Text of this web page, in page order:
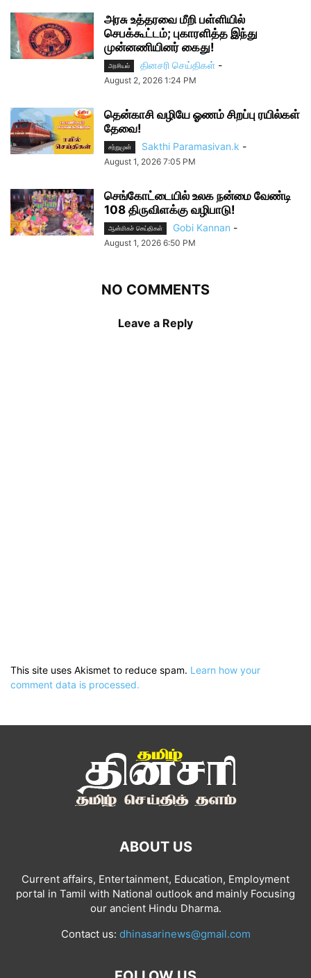
அரசு உத்தரவை மீறி பள்ளியில்
செபக்கூட்டம்; புகாரளித்த இந்து
முன்னணியினர் கைது!
அரசியல் தினசரி செய்திகள் -
August 2, 2026 1:24 PM
தென்காசி வழியே ஓணம் சிறப்பு ரயில்கள்
தேவை!
சற்றுமுன் Sakthi Paramasivan.k -
August 1, 2026 7:05 PM
செங்கோட்டையில் உலக நன்மை வேண்டி
108 திருவிளக்கு வழிபாடு!
ஆன்மிகச் செய்திகள் Gobi Kannan -
August 1, 2026 6:50 PM
NO COMMENTS
Leave a Reply
This site uses Akismet to reduce spam. Learn how your
comment data is processed.
ABOUT US
Current affairs, Entertainment, Education, Employment
portal in Tamil with National outlook and mainly Focusing
our ancient Hindu Dharma.
Contact us: dhinasarinews@gmail.com